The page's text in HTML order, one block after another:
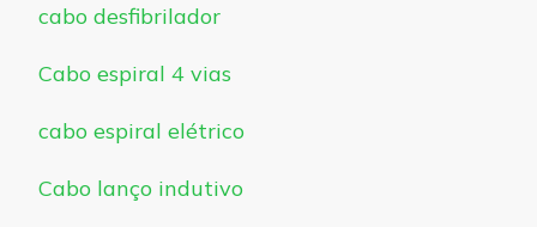
cabo desfibrilador
Cabo espiral 4 vias
cabo espiral elétrico
Cabo lanço indutivo